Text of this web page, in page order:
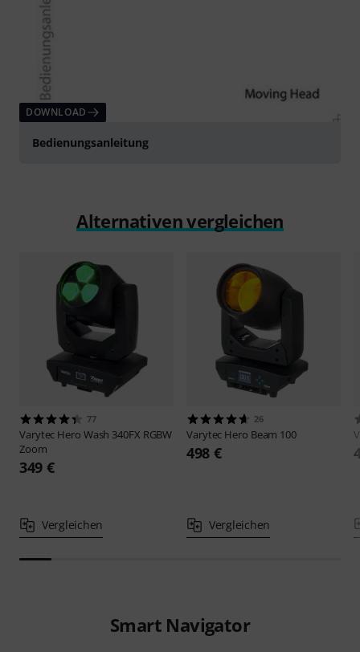
DOWNLOAD
Bedienungsanleitung
Alternativen vergleichen
77
Varytec Hero Wash 340FX RGBW
Zoom
349 €
Vergleichen
26
Varytec Hero Beam 100
498 €
Vergleichen
Smart Navigator